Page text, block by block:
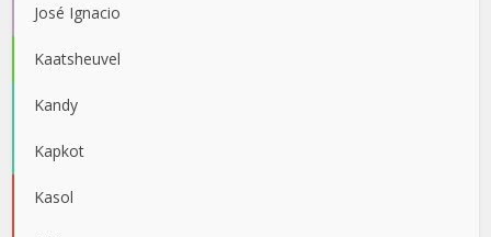
José Ignacio
Kaatsheuvel
Kandy
Kapkot
Kasol